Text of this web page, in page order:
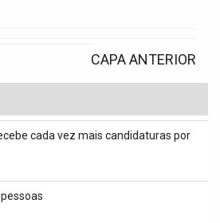
CAPA ANTERIOR
cada vez mais candidaturas por